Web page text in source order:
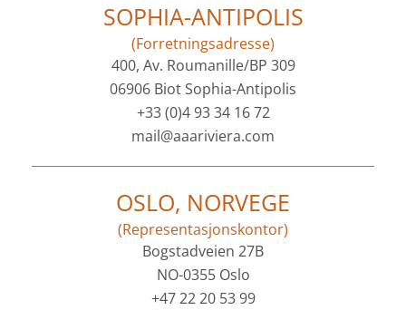
SOPHIA-ANTIPOLIS
(Forretningsadresse)
400, Av. Roumanille/BP 309
06906 Biot Sophia-Antipolis
+33 (0)4 93 34 16 72
mail@aaariviera.com
OSLO, NORVEGE
(Representasjonskontor)
Bogstadveien 27B
NO-0355 Oslo
+47 22 20 53 99